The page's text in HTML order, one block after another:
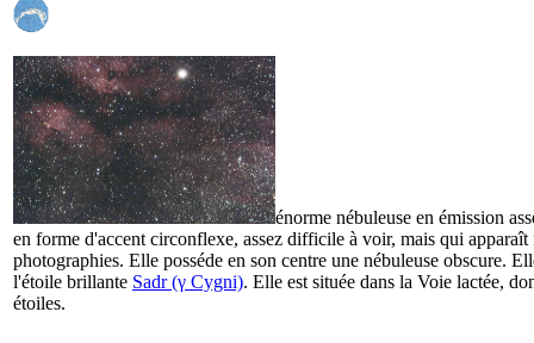
énorme nébuleuse en émission
en forme d'accent circonflexe, assez difficile à voir, mais qui apparaît
photographies. Elle posséde en son centre une nébuleuse obscure.
l'étoile brillante Sadr (γ Cygni). Elle est située dans la Voie lactée,
étoiles.